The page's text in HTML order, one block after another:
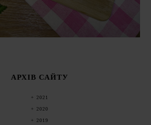
АРХІВ САЙТУ
2021
2020
2019